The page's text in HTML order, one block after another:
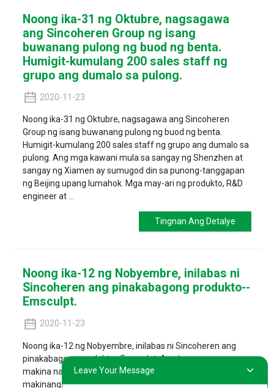
Noong ika-31 ng Oktubre, nagsagawa
ang Sincoheren Group ng isang
buwanang pulong ng buod ng benta.
Humigit-kumulang 200 sales staff ng
grupo ang dumalo sa pulong.
2020-11-23
Noong ika-31 ng Oktubre, nagsagawa ang Sincoheren
Group ng isang buwanang pulong ng buod ng benta.
Humigit-kumulang 200 sales staff ng grupo ang dumalo sa
pulong. Ang mga kawani mula sa sangay ng Shenzhen at
sangay ng Xiamen ay sumugod din sa punong-tanggapan
ng Beijing upang lumahok. Mga may-ari ng produkto, R&D
engineer at ...
Tingnan Ang Detalye
Noong ika-12 ng Nobyembre, inilabas ni
Sincoheren ang pinakabagong produkto--
Emsculpt.
2020-11-23
Noong ika-12 ng Nobyembre, inilabas ni Sincoheren ang
pinakabagong produkto--Emsculpt. Ang kumpanya ng
makina na ito ay nagsasaliksik at nagpapaunlad ng
makinang ito sa loob ng dalawang taon at nakagawa na ng
Leave Your Message